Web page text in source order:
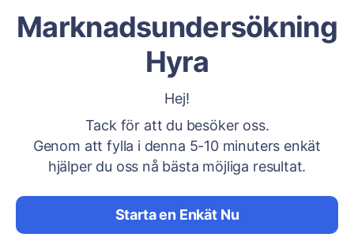
Marknadsundersökning
Hyra
Hej!
Tack för att du besöker oss.
Genom att fylla i denna 5-10 minuters enkät
hjälper du oss nå bästa möjliga resultat.
Starta en Enkät Nu